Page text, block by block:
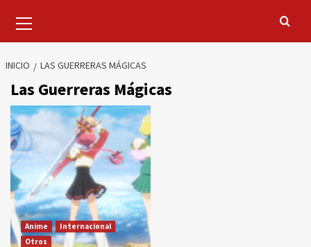
primario
INICIO LAS GUERRERAS MÁGICAS
Las Guerreras Mágicas
Anime
Internacional
Otros